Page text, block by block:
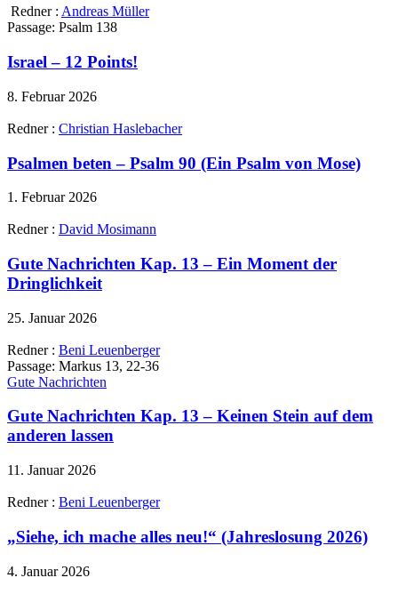
Redner : Andreas Müller
Passage: Psalm 138
Israel – 12 Points!
8. Februar 2026
Redner : Christian Haslebacher
Psalmen beten – Psalm 90 (Ein Psalm von Mose)
1. Februar 2026
Redner : David Mosimann
Gute Nachrichten Kap. 13 – Ein Moment der
Dringlichkeit
25. Januar 2026
Redner : Beni Leuenberger
Passage: Markus 13, 22-36
Gute Nachrichten
Gute Nachrichten Kap. 13 – Keinen Stein auf dem
anderen lassen
11. Januar 2026
Redner : Beni Leuenberger
„Siehe, ich mache alles neu!“ (Jahreslosung 2026)
4. Januar 2026